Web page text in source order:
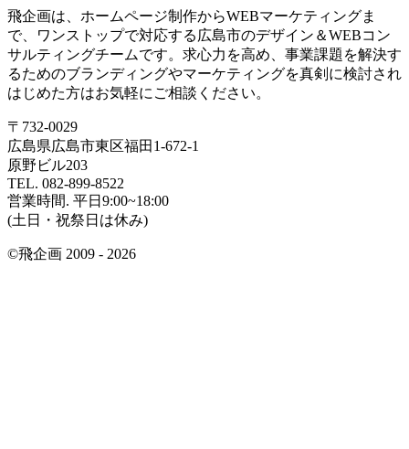
飛企画は、ホームページ制作からWEBマーケティングま
で、ワンストップで対応する広島市のデザイン＆WEBコン
サルティングチームです。求心力を高め、事業課題を解決す
るためのブランディングやマーケティングを真剣に検討され
はじめた方はお気軽にご相談ください。
〒732-0029
広島県広島市東区福田1-672-1
原野ビル203
TEL. 082-899-8522
営業時間. 平日9:00~18:00
(土日・祝祭日は休み)
©飛企画 2009 - 2026